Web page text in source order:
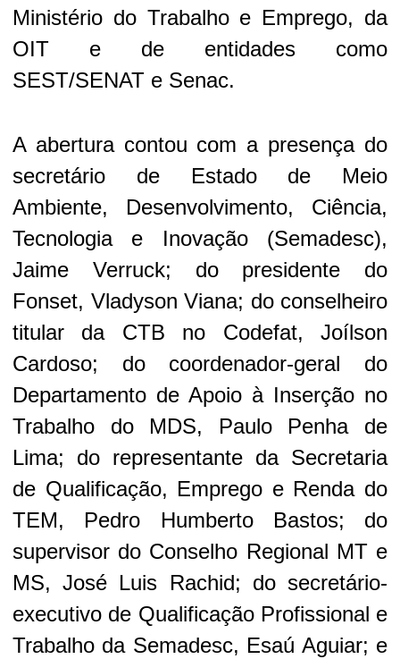
Ministério do Trabalho e Emprego, da
OIT e de entidades como
SEST/SENAT e Senac.
A abertura contou com a presença do
secretário de Estado de Meio
Ambiente, Desenvolvimento, Ciência,
Tecnologia e Inovação (Semadesc),
Jaime Verruck; do presidente do
Fonset, Vladyson Viana; do conselheiro
titular da CTB no Codefat, Joílson
Cardoso; do coordenador-geral do
Departamento de Apoio à Inserção no
Trabalho do MDS, Paulo Penha de
Lima; do representante da Secretaria
de Qualificação, Emprego e Renda do
TEM, Pedro Humberto Bastos; do
supervisor do Conselho Regional MT e
MS, José Luis Rachid; do secretário-
executivo de Qualificação Profissional e
Trabalho da Semadesc, Esaú Aguiar; e